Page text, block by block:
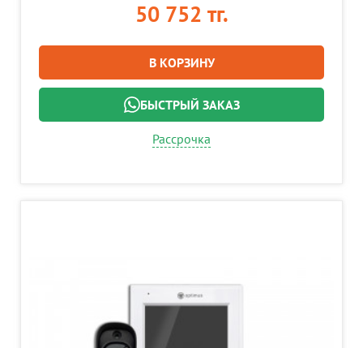
50 752 тг.
В КОРЗИНУ
БЫСТРЫЙ ЗАКАЗ
Рассрочка